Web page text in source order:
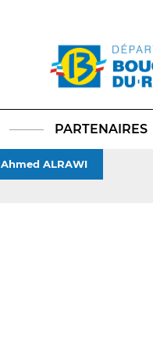
PARTENAIRES
Ahmed ALRAWI